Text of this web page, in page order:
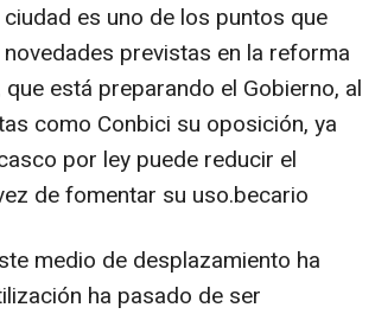
es uno de los puntos que
previstas en la reforma
está preparando el Gobierno, al
como Conbici su oposición, ya
por ley puede reducir el
de fomentar su uso.becario
medio de desplazamiento ha
ha pasado de ser